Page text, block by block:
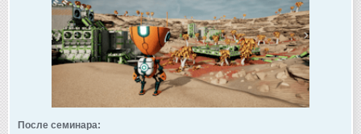
После семинара: